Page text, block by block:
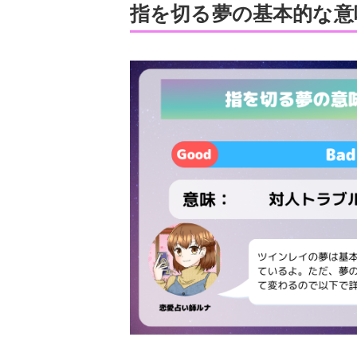
指を切る夢の基本的な